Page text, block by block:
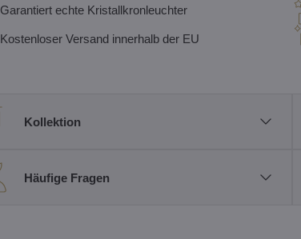
Garantiert echte Kristallkronleuchter
Kostenloser Versand innerhalb der EU
Kollektion
Häufige Fragen